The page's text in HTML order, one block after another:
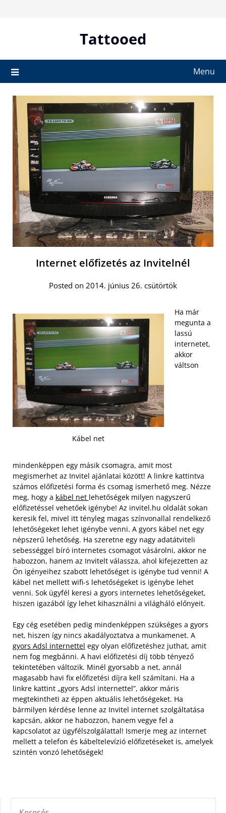
Tattooed
Menu
Internet előfizetés az Invitelnél
Posted on 2014. június 26. csütörtök
Kábel net
Ha már
megunta a
lassú
internetet,
akkor
váltson
mindenképpen egy másik csomagra, amit most
megismerhet az Invitel ajánlatai között! A linkre kattintva
számos előfizetési forma és csomag ismerhető meg. Nézze
meg, hogy a kábel net lehetőségek milyen nagyszerű
előfizetéssel vehetőek igénybe! Az invitel.hu oldalát sokan
keresik fel, mivel itt tényleg magas színvonallal rendelkező
lehetőségeket lehet igénybe venni. A gyors kábel net egy
népszerű lehetőség. Ha szeretne egy nagy adatátviteli
sebességgel bíró internetes csomagot vásárolni, akkor ne
habozzon, hanem az Invitelt válassza, ahol kifejezetten az
Ön igényeihez szabott lehetőséget is igénybe tud venni! A
kábel net mellett wifi-s lehetőségeket is igénybe lehet
venni. Sok ügyfél keresi a gyors internetes lehetőségeket,
hiszen igazából így lehet kihasználni a világháló előnyeit.
Egy cég esetében pedig mindenképpen szükséges a gyors
net, hiszen így nincs akadályoztatva a munkamenet. A
gyors Adsl internettel egy olyan előfizetéshez juthat, amit
nem fog megbánni. A havi előfizetési díj több tényező
tekintetében változik. Minél gyorsabb a net, annál
magasabb havi fix előfizetési díjra kell számítani. Ha a
linkre kattint „gyors Adsl internettel”, akkor máris
megtekintheti az éppen aktuális lehetőségeket. Ha
bármilyen kérdése lenne az Invitel internet szolgáltatása
kapcsán, akkor ne habozzon, hanem vegye fel a
kapcsolatot az ügyfélszolgálattal! Ismerje meg az internet
mellett a telefon és kábeltelevízió előfizetéseket is, amelyek
szintén vonzó lehetőségek!